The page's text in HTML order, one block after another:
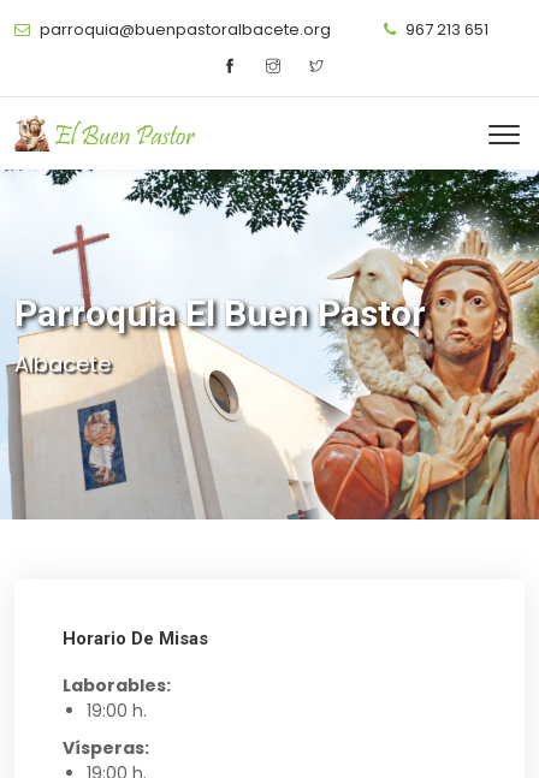
parroquia@buenpastoralbacete.org 967 213 651
Parroquia El Buen Pastor
Albacete
Horario De Misas
Laborables:
19:00 h.
Vísperas:
19:00 h.